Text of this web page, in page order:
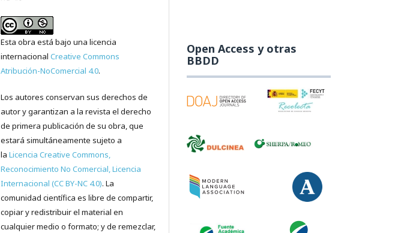
Esta obra está bajo una licencia
internacionalCreative Commons
Atribución-NoComercial 4.0.
Los autores conservan sus derechos de
autor y garantizan a la revista el derecho
de primera publicación de su obra, que
estará simultáneamente sujeto a
laLicencia Creative Commons,
Reconocimiento No Comercial, Licencia
Internacional (CC BY-NC 4.0). La
comunidad científica es libre de compartir,
copiar y redistribuir el material en
cualquier medio o formato; y de remezclar,
Open Access y otras
BBDD